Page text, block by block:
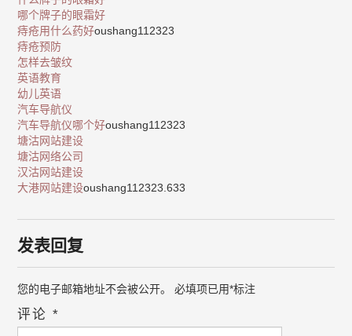
哪个牌子的眼霜好
痔疮用什么药好oushang112323
痔疮预防
怎样去皱纹
英语教育
幼儿英语
汽车导航仪
汽车导航仪哪个好oushang112323
塘沽网站建设
塘沽网络公司
汉沽网站建设
大港网站建设oushang112323.633
发表回复
您的电子邮箱地址不会被公开。 必填项已用*标注
评论*